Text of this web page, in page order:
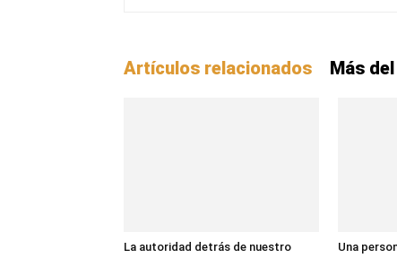
Artículos relacionados Más
La autoridad detrás de nuestro
Una